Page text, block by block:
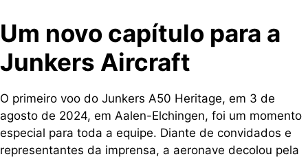
Um novo capítulo para a
Junkers Aircraft
O primeiro voo do Junkers A50 Heritage, em 3 de
agosto de 2024, em Aalen-Elchingen, foi um momento
especial para toda a equipe. Diante de convidados e
representantes da imprensa, a aeronave decolou pela